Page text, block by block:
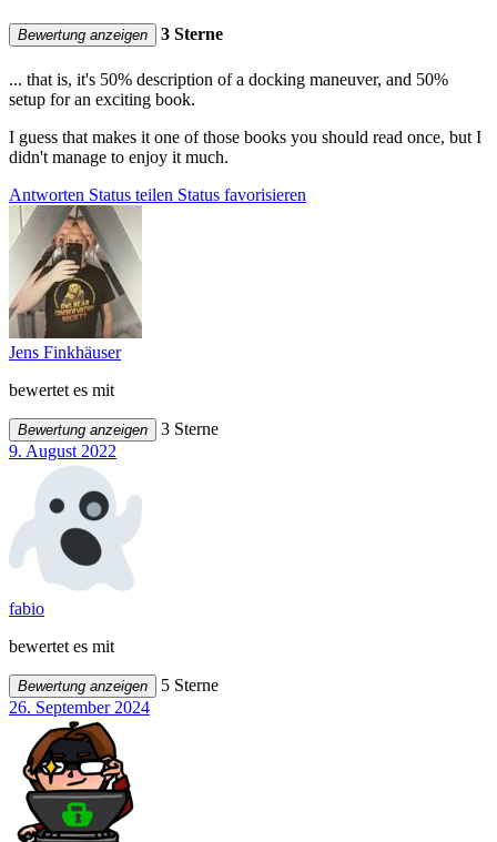
Bewertung anzeigen 3 Sterne
... that is, it's 50% description of a docking maneuver, and 50%
setup for an exciting book.
I guess that makes it one of those books you should read once, but I
didn't manage to enjoy it much.
Antworten Status teilen Status favorisieren
Jens Finkhäuser
bewertet es mit
Bewertung anzeigen
3 Sterne
9. August 2022
fabio
bewertet es mit
Bewertung anzeigen
5 Sterne
26. September 2024